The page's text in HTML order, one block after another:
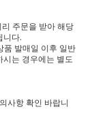
리 주문을 받아 해당
니다.
품 발매일 이후 일반
는 경우에는 별도
사항 확인 바랍니